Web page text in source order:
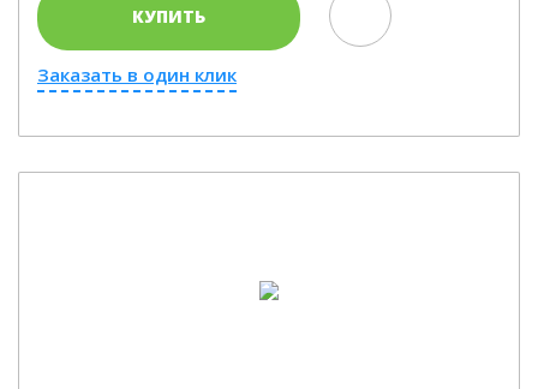
КУПИТЬ
Заказать в один клик